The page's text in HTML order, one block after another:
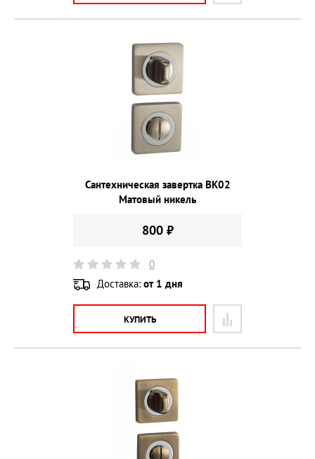
Сантехническая завертка BK02
Матовый никель
800 ₽
0
Доставка: от 1 дня
КУПИТЬ